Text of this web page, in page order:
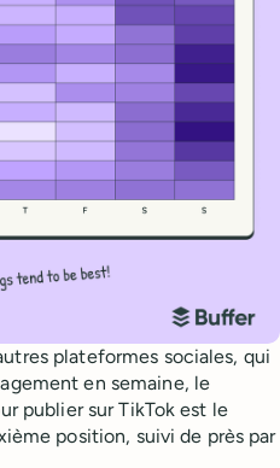
plateformes sociales, qui
en semaine, le
publier sur TikTok est le
position, suivi de près par